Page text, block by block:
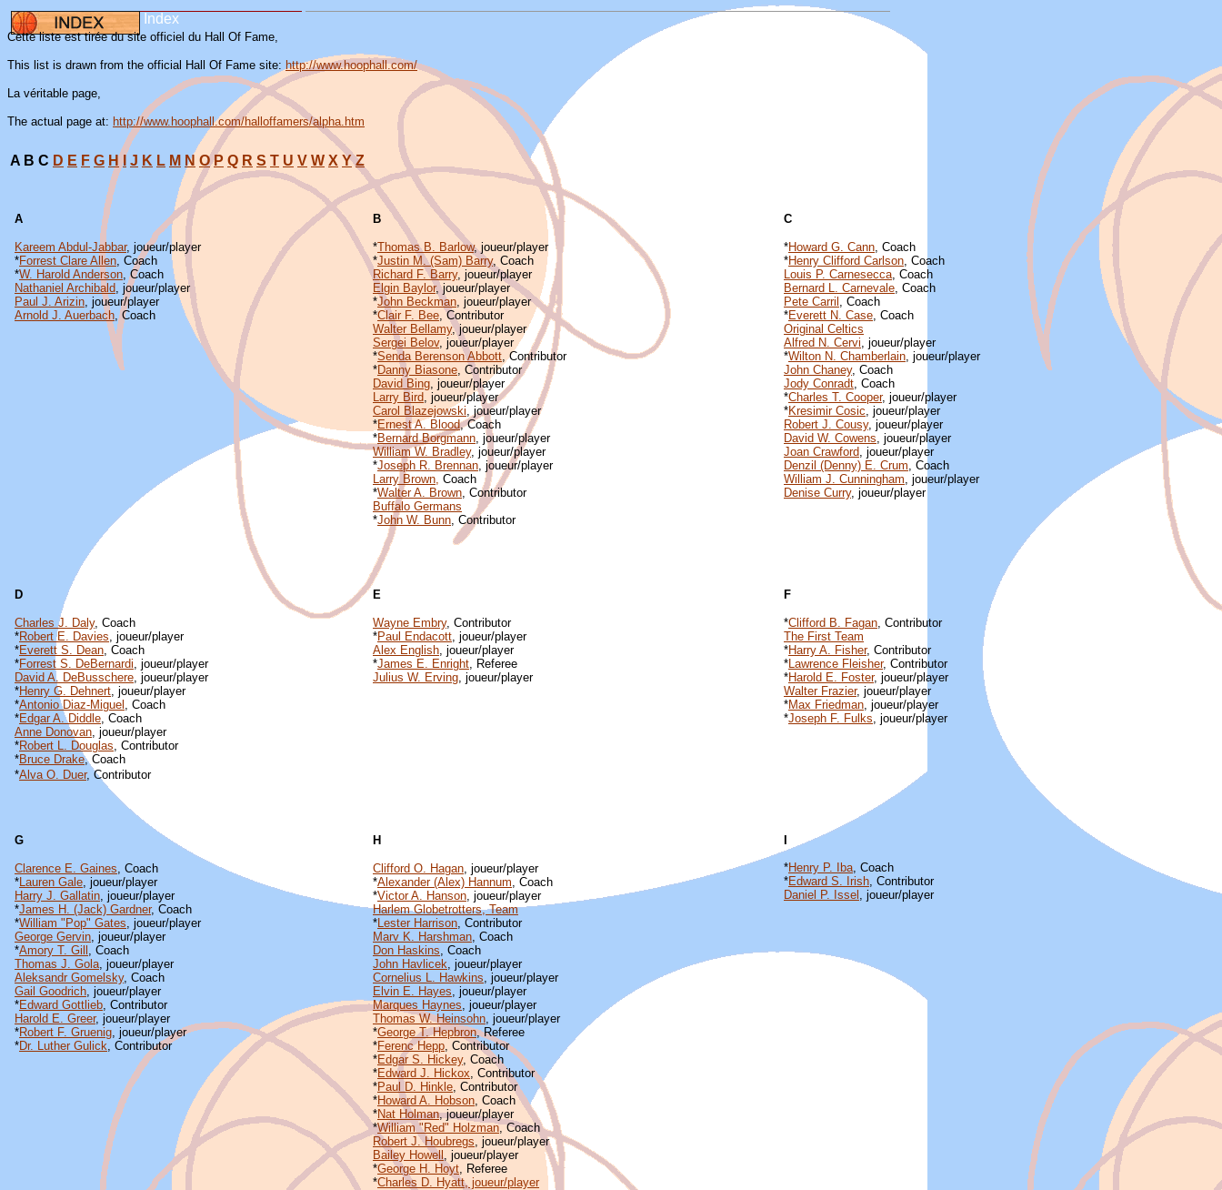
ndex
Cette liste est tirée du site officiel du Hall Of Fame,
This list is drawn from the official Hall Of Fame site: http://www.hoophall.com/
La véritable page,
The actual page at: http://www.hoophall.com/halloffamers/alpha.htm
A B C D E F G H I J K L M N O P Q R S T U V W X Y Z
A
Kareem Abdul-Jabbar, joueur/player
*Forrest Clare Allen, Coach
*W. Harold Anderson, Coach
Nathaniel Archibald, joueur/player
Paul J. Arizin, joueur/player
Arnold J. Auerbach, Coach
B
*Thomas B. Barlow, joueur/player
*Justin M. (Sam) Barry, Coach
Richard F. Barry, joueur/player
Elgin Baylor, joueur/player
*John Beckman, joueur/player
*Clair F. Bee, Contributor
Walter Bellamy, joueur/player
Sergei Belov, joueur/player
*Senda Berenson Abbott, Contributor
*Danny Biasone, Contributor
David Bing, joueur/player
Larry Bird, joueur/player
Carol Blazejowski, joueur/player
*Ernest A. Blood, Coach
*Bernard Borgmann, joueur/player
William W. Bradley, joueur/player
*Joseph R. Brennan, joueur/player
Larry Brown, Coach
*Walter A. Brown, Contributor
Buffalo Germans
*John W. Bunn, Contributor
C
*Howard G. Cann, Coach
*Henry Clifford Carlson, Coach
Louis P. Carnesecca, Coach
Bernard L. Carnevale, Coach
Pete Carril , Coach
*Everett N. Case, Coach
Original Celtics
Alfred N. Cervi, joueur/player
*Wilton N. Chamberlain, joueur/player
John Chaney, Coach
Jody Conradt, Coach
*Charles T. Cooper, joueur/player
*Kresimir Cosic, joueur/player
Robert J. Cousy, joueur/player
David W. Cowens, joueur/player
Joan Crawford, joueur/player
Denzil (Denny) E. Crum, Coach
William J. Cunningham, joueur/player
Denise Curry, joueur/player
D
Charles J. Daly, Coach
*Robert E. Davies, joueur/player
*Everett S. Dean, Coach
*Forrest S. DeBernardi, joueur/player
David A. DeBusschere, joueur/player
*Henry G. Dehnert, joueur/player
*Antonio Diaz-Miguel , Coach
*Edgar A. Diddle, Coach
Anne Donovan, joueur/player
*Robert L. Douglas, Contributor
*Bruce Drake, Coach
*Alva O. Duer, Contributor
E
Wayne Embry, Contributor
*Paul Endacott, joueur/player
Alex English, joueur/player
*James E. Enright, Referee
Julius W. Erving, joueur/player
F
*Clifford B. Fagan, Contributor
The First Team
*Harry A. Fisher, Contributor
*Lawrence Fleisher, Contributor
*Harold E. Foster, joueur/player
Walter Frazier, joueur/player
*Max Friedman, joueur/player
*Joseph F. Fulks, joueur/player
G
Clarence E. Gaines, Coach
*Lauren Gale, joueur/player
Harry J. Gallatin, joueur/player
*James H. (Jack) Gardner, Coach
*William "Pop" Gates, joueur/player
George Gervin, joueur/player
*Amory T. Gill , Coach
Thomas J. Gola, joueur/player
Aleksandr Gomelsky, Coach
Gail Goodrich, joueur/player
*Edward Gottlieb, Contributor
Harold E. Greer, joueur/player
*Robert F. Gruenig, joueur/player
*Dr. Luther Gulick, Contributor
H
Clifford O. Hagan, joueur/player
*Alexander (Alex) Hannum, Coach
*Victor A. Hanson, joueur/player
Harlem Globetrotters, Team
*Lester Harrison, Contributor
Marv K. Harshman, Coach
Don Haskins, Coach
John Havlicek, joueur/player
Cornelius L. Hawkins, joueur/player
Elvin E. Hayes, joueur/player
Marques Haynes, joueur/player
Thomas W. Heinsohn, joueur/player
*George T. Hepbron, Referee
*Ferenc Hepp, Contributor
*Edgar S. Hickey, Coach
*Edward J. Hickox, Contributor
*Paul D. Hinkle, Contributor
*Howard A. Hobson, Coach
*Nat Holman, joueur/player
*William "Red" Holzman, Coach
Robert J. Houbregs, joueur/player
Bailey Howell, joueur/player
*George H. Hoyt, Referee
*Charles D. Hyatt, joueur/player
*Henry P. Iba, Coach
*Edward S. Irish, Contributor
Daniel P. Issel , joueur/player